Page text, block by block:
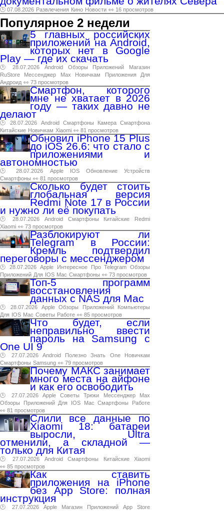
🕑 07.08.2026 Развлечения Кино Новости 👀 16 просмотров
Популярное 2 недели
5 главных российских
приложений на Android,
которых нет в Google
Play — где их скачать
🕑 28.07.2026 Android Обзоры Приложений
Магазин
RuStore
Мессенджер Max Новичкам Приложения
Для
Андроид 👀 73 просмотров
Смартфон, которого
мне не хватает в 2026
году — таких давно не
делают
🕑 28.07.2026 Android Смартфоны Камера Смартфона
Китайские Новичкам Xiaomi 👀 81 просмотров
Обновил iPhone 15 Plus
до iOS 26.6: что стало с
приложениями и
автономностью
🕑 28.07.2026 Apple IOS Обновление
Устройств
Смартфоны 👀 81 просмотров
Сколько будет стоить
глобальная версия
Redmi Note 17 в России
и нужно ли её покупать
🕑 28.07.2026 Android Смартфоны Китайские
Redmi
Xiaomi 👀 73 просмотров
Разблокируют ли
Telegram в России:
Кремль подтвердил
переговоры с мессенджером
🕑 28.07.2026 Apple Интересное Про Telegram Обзоры
Приложений Для IOS Mac Смартфоны 👀 73 просмотров
Топ-5 программ
восстановления
данных с NAS для Mac
🕑 28.07.2026 Apple Обзоры Приложений
Компьютеры
Для IOS Mac Советы Работе 👀 85 просмотров
Что будет, если
неправильно ввести
пароль на Samsung с
One UI 9
🕑 27.07.2026 Android Полезно Знать One
Новичкам
Смартфоны Samsung 👀 79 просмотров
Почему МАКС занимает
много места на айфоне
и как его освободить
🕑 27.07.2026 Apple Советы Трюки Мессенджер
Max
Обзоры
Приложений Для IOS Mac Смартфоны
Работе
👀 81 просмотров
Слили все данные по
Xiaomi 18: батареи
выросли, Ultra
отменили, а складной —
только для Китая
🕑 27.07.2026 Android Смартфоны Китайские
Xiaomi
👀 85 просмотров
Как ставить
приложения на iPhone
без App Store: полная
инструкция
🕑 27.07.2026 Apple Магазин Приложений App
Store